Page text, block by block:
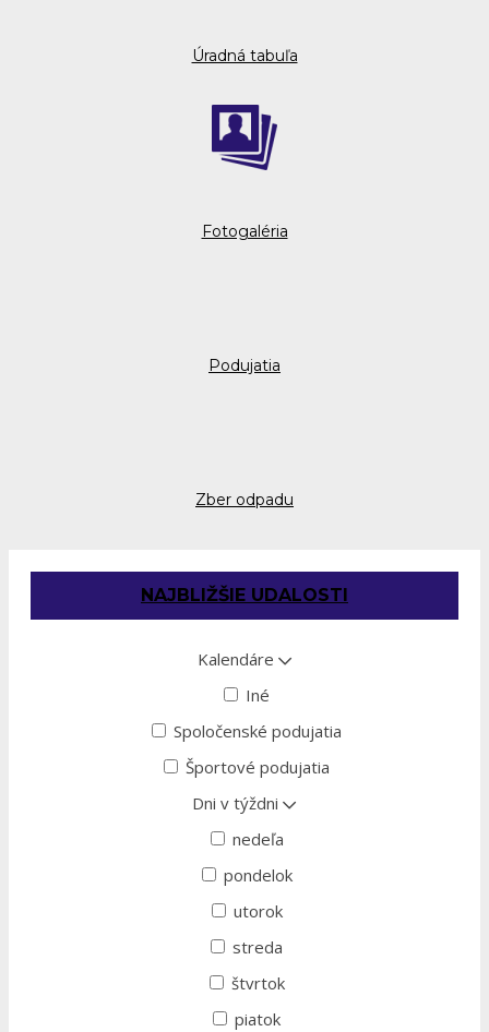
Úradná tabuľa
Fotogaléria
Podujatia
Zber odpadu
NAJBLIŽŠIE UDALOSTI
Kalendáre
Iné
Spoločenské podujatia
Športové podujatia
Dni v týždni
nedeľa
pondelok
utorok
streda
štvrtok
piatok